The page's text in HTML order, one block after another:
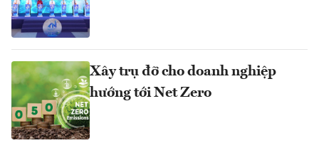
Xây trụ đỡ cho doanh nghiệp
hướng tới Net Zero